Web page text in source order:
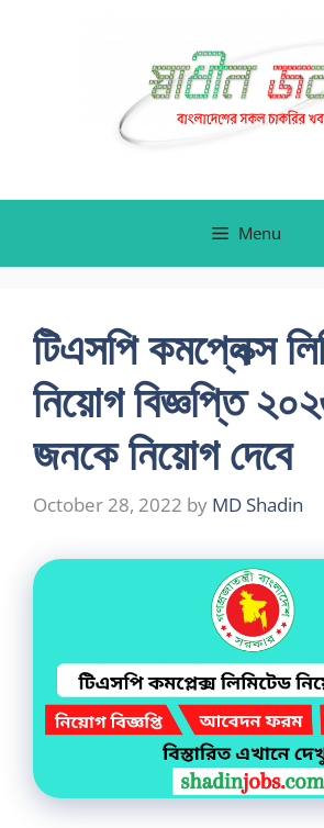
Menu
টিএসপি কমপ্লেক্স
নিয়োগ বিজ্ঞপ্তি
জনকে নিয়োগ দেবে
October 28, 2022 by MD Shadin